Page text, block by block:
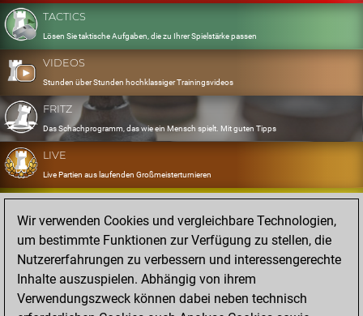
TACTICS
Lösen Sie taktische Aufgaben, die zu Ihrer Spielstärke passen
VIDEOS
Stunden über Stunden hochklassiger Trainingsvideos
FRITZ
Das Schachprogramm, das wie ein Mensch spielt. Mit guten Tipps
LIVE
Live Partien aus laufenden Großmeisterturnieren
OPENINGS
Erfassen und Üben Sie Ihr Eröffnungsrepertoire
DATABASE
Acht Millionen starke Partien
MYGAMES
Speichern und analysieren Sie eigene Partien in der Cloud
Wir verwenden Cookies und vergleichbare Technologien,
um bestimmte Funktionen zur Verfügung zu stellen, die
Nutzererfahrungen zu verbessern und interessengerechte
Inhalte auszuspielen. Abhängig von ihrem
Verwendungszweck können dabei neben technisch